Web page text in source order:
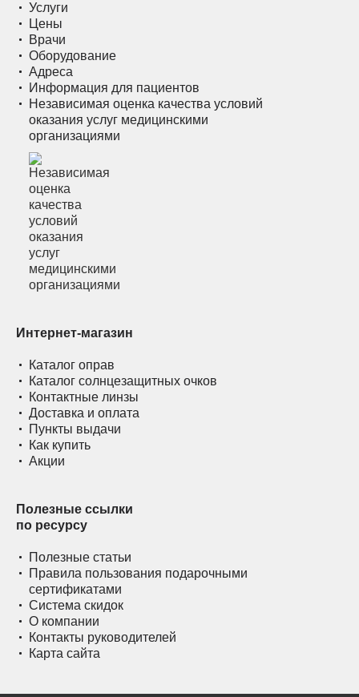
Услуги
Цены
Врачи
Оборудование
Адреса
Информация для пациентов
Независимая оценка качества условий
оказания услуг медицинскими
организациями
Интернет-магазин
Каталог оправ
Каталог солнцезащитных очков
Контактные линзы
Доставка и оплата
Пункты выдачи
Как купить
Акции
Полезные ссылки
по ресурсу
Полезные статьи
Правила пользования подарочными
сертификатами
Система скидок
О компании
Контакты руководителей
Карта сайта